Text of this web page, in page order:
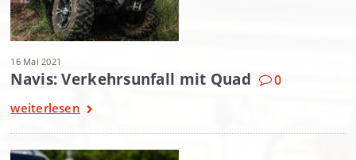
16 Mai 2021
Navis: Verkehrsunfall mit Quad 0
weiterlesen